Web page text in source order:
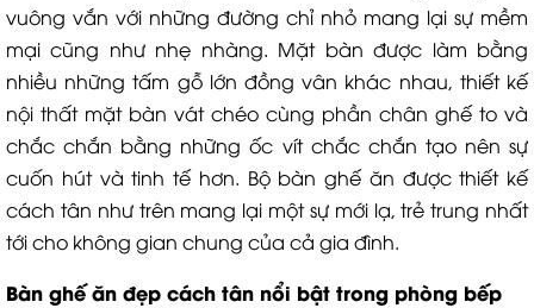
vuông vắn với những đường chỉ nhỏ mang lại sự mềm
mại cũng như nhẹ nhàng. Mặt bàn được làm bằng
nhiều những tấm gỗ lớn đồng vân khác nhau, thiết kế
nội thất mặt bàn vát chéo cùng phần chân ghế to và
chắc chắn bằng những ốc vít chắc chắn tạo nên sự
cuốn hút và tinh tế hơn. Bộ bàn ghế ăn được thiết kế
cách tân như trên mang lại một sự mới lạ, trẻ trung nhất
tới cho không gian chung của cả gia đình.
Bàn ghế ăn đẹp cách tân nổi bật trong phòng bếp